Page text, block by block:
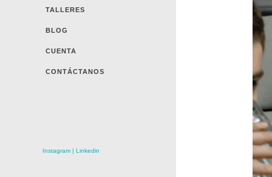
TALLERES
BLOG
CUENTA
CONTÁCTANOS
Instagram | Linkedin